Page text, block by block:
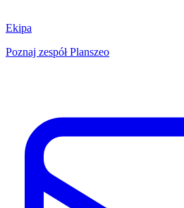
Ekipa
Poznaj zespół Planszeo